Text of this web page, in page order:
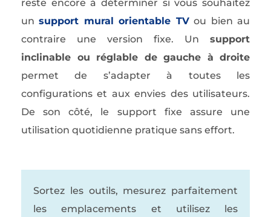
reste encore à déterminer si vous souhaitez
unsupport mural orientable TVou bien au
contraire une version fixe. Un support
inclinable ou réglable de gauche à droite
permet de s’adapter à toutes les
configurations et aux envies des utilisateurs.
De son côté, le support fixe assure une
utilisation quotidienne pratique sans effort.
Sortez les outils, mesurez parfaitement
les emplacements et utilisez les